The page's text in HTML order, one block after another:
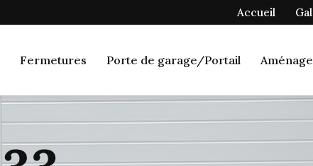
Navigation secondaireAccueil
Fermetures Porte de garage/Portail